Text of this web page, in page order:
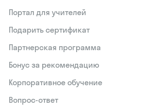
Портал для учителей
Подарить сертификат
Партнерская программа
Бонус за рекомендацию
Корпоративное обучение
Вопрос-ответ